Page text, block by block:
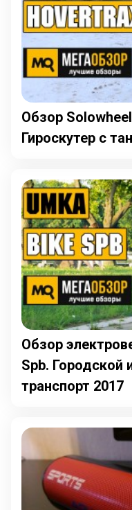
Обзор
Гироскутер с
Обзор
Spb. Городской
транспорт 2017